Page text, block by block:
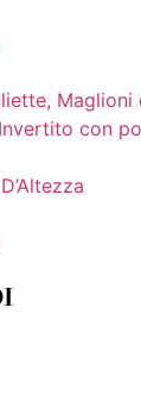
Maglioni
con